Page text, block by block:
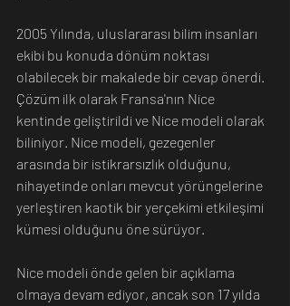
2005 Yılında, uluslararası bilim insanları
ekibi bu konuda dönüm noktası
olabilecek bir makalede bir cevap önerdi.
Çözüm ilk olarak Fransa'nın Nice
kentinde geliştirildi ve Nice modeli olarak
biliniyor. Nice modeli, gezegenler
arasında bir istikrarsızlık olduğunu,
nihayetinde onları mevcut yörüngelerine
yerleştiren kaotik bir yerçekimi etkileşimi
kümesi olduğunu öne sürüyor.
Nice modeli önde gelen bir açıklama
olmaya devam ediyor, ancak son 17 yılda